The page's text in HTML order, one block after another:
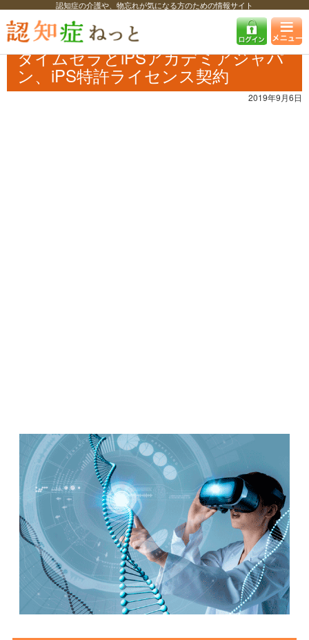
認知症の介護や、物忘れが気になる方のための情報サイト
認知症ねっと 認知症最新ニュース 医療
タイムセラとiPSアカデミア
ジャパン、iPS特許ライセンス契約
タイムセラとiPSアカデミアジャパ
ン、iPS特許ライセンス契約
2019年9月6日